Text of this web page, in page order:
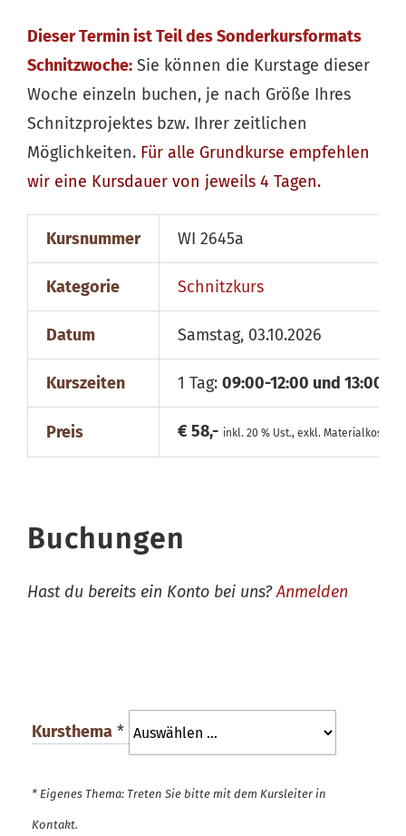
Dieser Termin ist Teil des Sonderkursformats
Schnitzwoche: Sie können die Kurstage dieser
Woche einzeln buchen, je nach Größe Ihres
Schnitzprojektes bzw. Ihrer zeitlichen
Möglichkeiten. Für alle Grundkurse empfehlen
wir eine Kursdauer von jeweils 4 Tagen.
Kursnummer WI 2645a
Kategorie Schnitzkurs
Datum Samstag, 03.10.2026
Kurszeiten 1 Tag: 09:00-12:00 und 13:00-
Preis € 58,- inkl. 20 % Ust., exkl. Materialkosten
Buchungen
Hast du bereits ein Konto bei uns?Anmelden
Kursthema *
* Eigenes Thema: Treten Sie bitte mit dem Kursleiter in
Kontakt.